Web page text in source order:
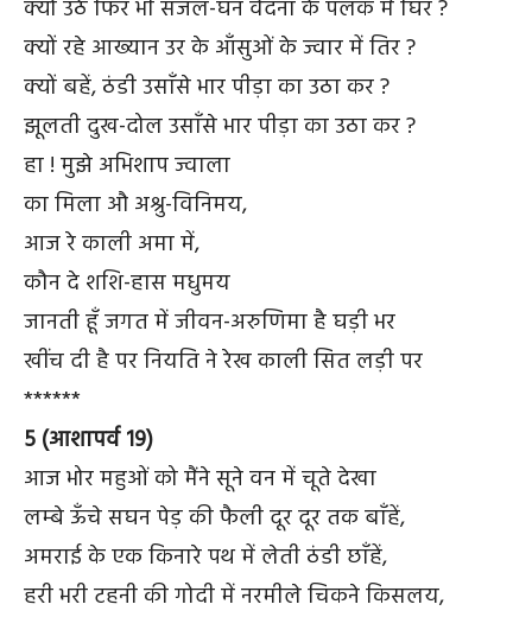
क्यों उठे फिर भी सजल-घन वेदना के पलक में घिर ?
क्यों रहे आख्यान उर के आँसुओं के ज्वार में तिर ?
क्यों बहें, ठंडी उसाँसे भार पीड़ा का उठा कर ?
झूलती दुख-दोल उसाँसे भार पीड़ा का उठा कर ?
हा ! मुझे अभिशाप ज्वाला
का मिला औ अश्रु-विनिमय,
आज रे काली अमा में,
कौन दे शशि-हास मधुमय
जानती हूँ जगत में जीवन-अरुणिमा है घड़ी भर
खींच दी है पर नियति ने रेख काली सित लड़ी पर
******
5 (आशापर्व 19)
आज भोर महुओं को मैंने सूने वन में चूते देखा
लम्बे ऊँचे सघन पेड़ की फैली दूर दूर तक बाँहें,
अमराई के एक किनारे पथ में लेती ठंडी छाँहें,
हरी भरी टहनी की गोदी में नरमीले चिकने किसलय,